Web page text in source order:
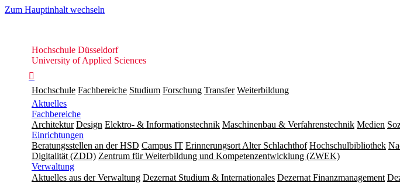
Zum Hauptinhalt wechseln
Hochschule
Düsseldorf
Hochschule Düsseldorf
University of Applied Sciences

Hochschule Fachbereiche Studium Forschung Transfer Weiterbildung
Aktuelles
Fachbereiche
Architektur Design Elektro- & Informationstechnik Maschinenbau & Verfahrenstechnik Medien
Einrichtungen
Beratungsstellen an der HSD Campus IT Erinnerungsort Alter Schlachthof Hochschulbibliothek
Digitalität (ZDD) Zentrum für Weiterbildung und Kompetenzentwicklung (ZWEK)
Verwaltung
Aktuelles aus der Verwaltung Dezernat Studium & Internationales Dezernat Finanzmanagement